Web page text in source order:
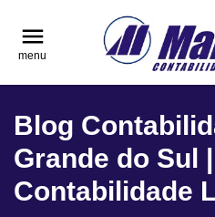
menu
menu
Blog
Grande do Sul
Contabilidade
reply
Blog
Notícias
reply FALE
phone (51) 3751-
location_on
Rua Júlio de
Encantado -